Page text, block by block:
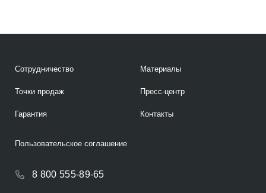
Сотрудничество
Точки продаж
Гарантия
Материалы
Пресс-центр
Контакты
8 800 555-89-65
Пользовательское соглашение